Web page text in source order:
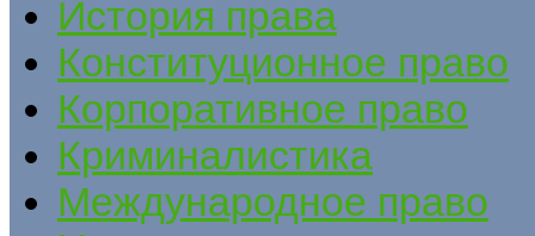
История права
Конституционное право
Корпоративное право
Криминалистика
Международное право